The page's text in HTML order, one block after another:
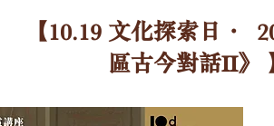
【10.19 文化探索日
區古今對話II》